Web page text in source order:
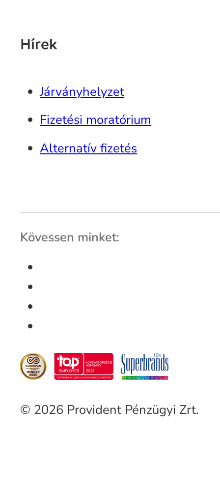
Hírek
Járványhelyzet
Fizetési moratórium
Alternatív fizetés
Kövessen minket:
© 2026 Provident Pénzügyi Zrt.